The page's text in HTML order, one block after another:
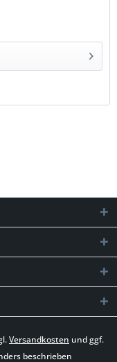
Versandkosten und ggf.
beschrieben